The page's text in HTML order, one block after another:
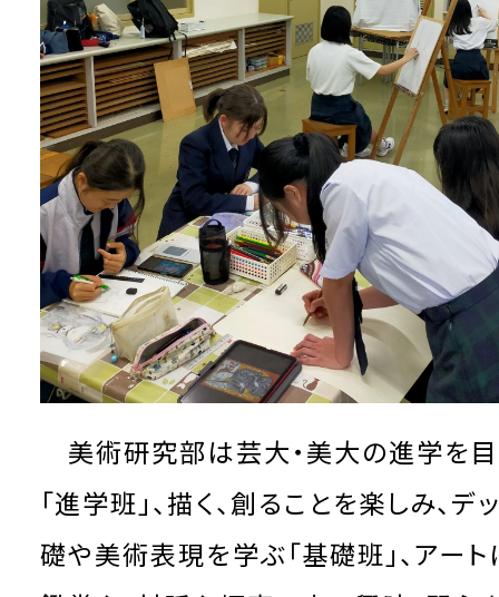
美術研究部は芸大・美大の進学を
「進学班」、描く、創ることを楽しみ、デ
礎や美術表現を学ぶ「基礎班」、アー